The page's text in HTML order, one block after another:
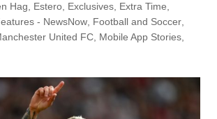
Hag Estero, Exclusives, Extra Time
- NewsNow, Football and Soccer,
United FC, Mobile App Stories,